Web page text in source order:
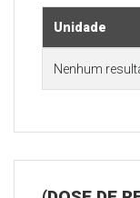
Unidade
Nenhum